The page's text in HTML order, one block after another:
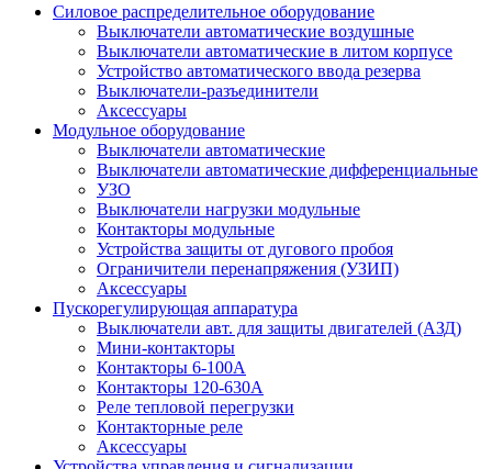
Силовое распределительное оборудование
Выключатели автоматические воздушные
Выключатели автоматические в литом корпусе
Устройство автоматического ввода резерва
Выключатели-разъединители
Аксессуары
Модульное оборудование
Выключатели автоматические
Выключатели автоматические дифференциальные
УЗО
Выключатели нагрузки модульные
Контакторы модульные
Устройства защиты от дугового пробоя
Ограничители перенапряжения (УЗИП)
Аксессуары
Пускорегулирующая аппаратура
Выключатели авт. для защиты двигателей (АЗД)
Мини-контакторы
Контакторы 6-100А
Контакторы 120-630A
Реле тепловой перегрузки
Контакторные реле
Аксессуары